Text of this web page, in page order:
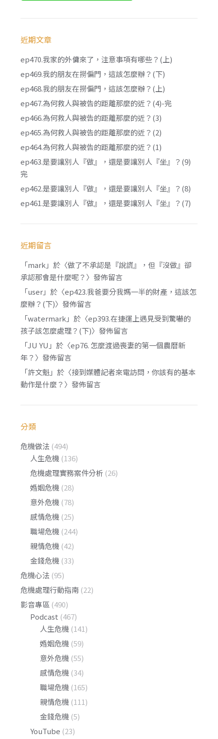
近期文章
ep470.我家的外傭來了，注意事項有哪些？(上)
ep469.我的朋友在撈偏門，這該怎麼辦？(下)
ep468.我的朋友在撈偏門，這該怎麼辦？(上)
ep467.為何救人與被告的距離那麼的近？(4)-完
ep466.為何救人與被告的距離那麼的近？(3)
ep465.為何救人與被告的距離那麼的近？(2)
ep464.為何救人與被告的距離那麼的近？(1)
ep463.是要讓別人『做』，還是要讓別人『坐』？(9)
完
ep462.是要讓別人『做』，還是要讓別人『坐』？(8)
ep461.是要讓別人『做』，還是要讓別人『坐』？(7)
近期留言
「mark 」於〈做了不承認是『說謊』，但『沒做』卻
承認那會是什麼呢？ 〉發佈留言
「user」於〈ep423.我爸要分我媽一半的財產，這該怎
麼辦？(下)〉發佈留言
「watermark 」於〈ep393.在捷運上遇見受到驚嚇的
孩子該怎麼處理？(下)〉發佈留言
「JU YU 」於〈ep76. 怎麼渡過喪妻的第一個農曆新
年？ 〉發佈留言
「許文魁」於〈接到媒體記者來電訪問，你該有的基本
動作是什麼？ 〉發佈留言
分類
危機做法 (494)
人生危機 (136)
危機處理實務案件分析 (26)
婚姻危機 (28)
意外危機 (78)
感情危機 (25)
職場危機 (244)
親情危機 (42)
金錢危機 (33)
危機心法 (95)
危機處理行動指南 (22)
影音專區 (490)
Podcast (467)
人生危機 (141)
婚姻危機 (59)
意外危機 (55)
感情危機 (34)
職場危機 (165)
親情危機 (111)
金錢危機 (5)
YouTube (23)